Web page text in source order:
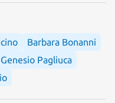
Barbara Bonanni
Pagliuca